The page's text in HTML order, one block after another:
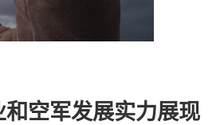
空军发展实力展现